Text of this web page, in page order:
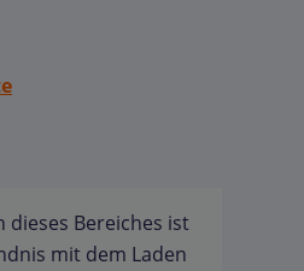
dieses Bereiches ist
mit dem Laden